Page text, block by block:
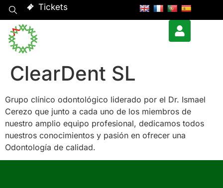
Tickets
ClearDent SL
Grupo clínico odontológico liderado por el Dr. Ismael
Cerezo que junto a cada uno de los miembros de
nuestro amplio equipo profesional, dedicamos todos
nuestros conocimientos y pasión en ofrecer una
Odontología de calidad.